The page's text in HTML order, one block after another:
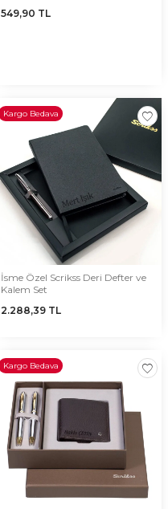
549,90 TL
Kargo Bedava
İsme Özel Scrikss Deri Defter ve
Kalem Set
2.288,39 TL
Kargo Bedava